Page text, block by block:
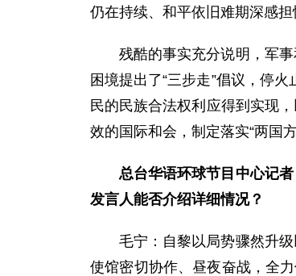
仍在持续、和平依旧难期深感担
残酷的事实充分说明，军
困境提出了“三步走”倡议，停
民的民族合法权利应得到实现
效的国际和会，制定落实“两国
总台华语环球节目中心记
发言人能否介绍详细情况？
毛宁： 自黎以局势骤然升
使馆密切协作、昼夜奋战，全